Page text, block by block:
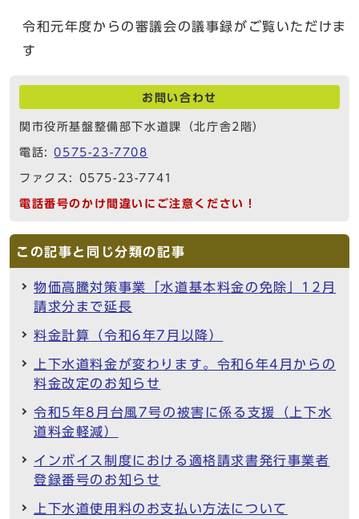
令和元年度からの審議会の議事録がご覧いただけま
す
お問い合わせ
関市役所基盤整備部下水道課（北庁舎2階）
電話:0575-23-7708
ファクス: 0575-23-7741
電話番号のかけ間違いにご注意ください！
この記事と同じ分類の記事
物価高騰対策事業「水道基本料金の免除」12月
請求分まで延長
料金計算（令和6年7月以降）
上下水道料金が変わります。令和6年4月からの
料金改定のお知らせ
令和5年8月台風7号の被害に係る支援（上下水
道料金軽減）
インボイス制度における適格請求書発行事業者
登録番号のお知らせ
上下水道使用料のお支払い方法について